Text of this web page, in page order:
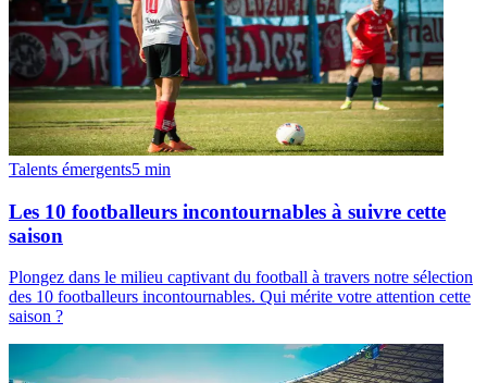
Talents émergents5 min
Les 10 footballeurs incontournables à suivre cette
saison
Plongez dans le milieu captivant du football à travers notre sélection
des 10 footballeurs incontournables. Qui mérite votre attention cette
saison ?